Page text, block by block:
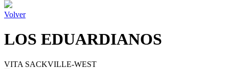
Volver
LOS EDUARDIANOS
VITA SACKVILLE-WEST